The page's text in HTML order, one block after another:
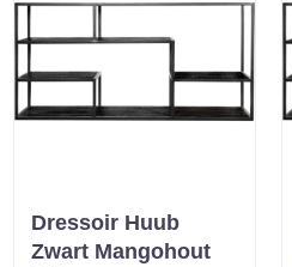
Dressoir Huub
Zwart Mangohout